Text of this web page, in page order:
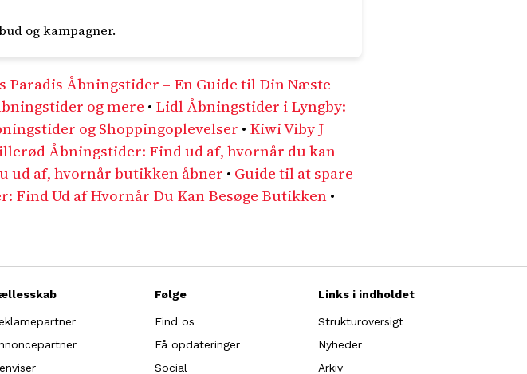
og kampagner.
Paradis Åbningstider – En Guide til Din Næste
og mere • Lidl Åbningstider i Lyngby:
og Shoppingoplevelser • Kiwi Viby J
Åbningstider: Find ud af, hvornår du kan
ud af, hvornår butikken åbner • Guide til at spare
Find Ud af Hvornår Du Kan Besøge Butikken•
Følge
Find os
Få opdateringer
Social
Links i indholdet
Strukturoversigt
Nyheder
Arkiv